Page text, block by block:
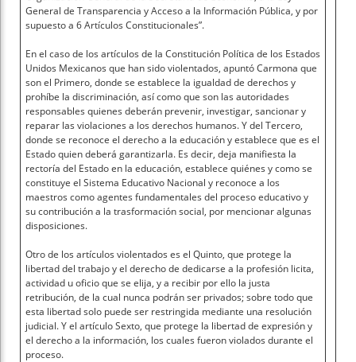
General de Transparencia y Acceso a la Información Pública, y por
supuesto a 6 Artículos Constitucionales”.
En el caso de los artículos de la Constitución Política de los Estados
Unidos Mexicanos que han sido violentados, apuntó Carmona que
son el Primero, donde se establece la igualdad de derechos y
prohíbe la discriminación, así como que son las autoridades
responsables quienes deberán prevenir, investigar, sancionar y
reparar las violaciones a los derechos humanos. Y del Tercero,
donde se reconoce el derecho a la educación y establece que es el
Estado quien deberá garantizarla. Es decir, deja manifiesta la
rectoría del Estado en la educación, establece quiénes y como se
constituye el Sistema Educativo Nacional y reconoce a los
maestros como agentes fundamentales del proceso educativo y
su contribución a la trasformación social, por mencionar algunas
disposiciones.
Otro de los artículos violentados es el Quinto, que protege la
libertad del trabajo y el derecho de dedicarse a la profesión licita,
actividad u oficio que se elija, y a recibir por ello la justa
retribución, de la cual nunca podrán ser privados; sobre todo que
esta libertad solo puede ser restringida mediante una resolución
judicial. Y el artículo Sexto, que protege la libertad de expresión y
el derecho a la información, los cuales fueron violados durante el
proceso.